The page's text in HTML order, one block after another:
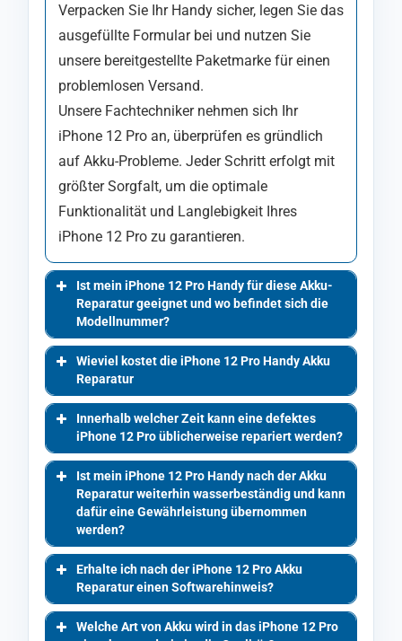
Verpacken Sie Ihr Handy sicher, legen Sie das
ausgefüllte Formular bei und nutzen Sie
unsere bereitgestellte Paketmarke für einen
problemlosen Versand.
Unsere Fachtechniker nehmen sich Ihr
iPhone 12 Pro an, überprüfen es gründlich
auf Akku-Probleme. Jeder Schritt erfolgt mit
größter Sorgfalt, um die optimale
Funktionalität und Langlebigkeit Ihres
iPhone 12 Pro zu garantieren.
Ist mein iPhone 12 Pro Handy für diese Akku-
Reparatur geeignet und wo befindet sich die
Modellnummer?
Wieviel kostet die iPhone 12 Pro Handy Akku
Reparatur
Innerhalb welcher Zeit kann eine defektes
iPhone 12 Pro üblicherweise repariert werden?
Ist mein iPhone 12 Pro Handy nach der Akku
Reparatur weiterhin wasserbeständig und kann
dafür eine Gewährleistung übernommen
werden?
Erhalte ich nach der iPhone 12 Pro Akku
Reparatur einen Softwarehinweis?
Welche Art von Akku wird in das iPhone 12 Pro